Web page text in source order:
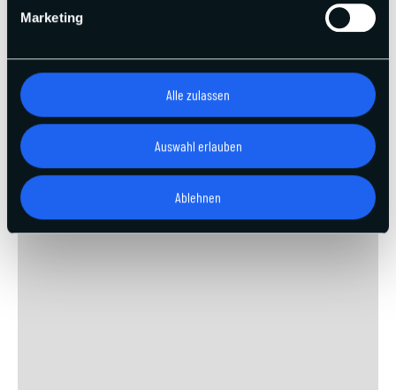
Marketing
Alle zulassen
Auswahl erlauben
Ablehnen